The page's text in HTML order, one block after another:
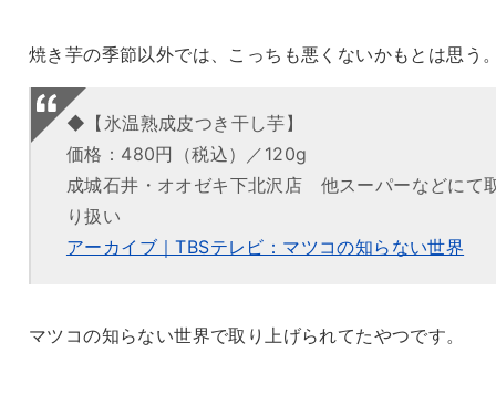
焼き芋の季節以外では、こっちも悪くないかもとは思う
◆【氷温熟成皮つき干し芋】
価格：480円（税込）／120g
成城石井・オオゼキ下北沢店 他スーパーなどにて
り扱い
アーカイブ｜TBSテレビ：マツコの知らない世界
マツコの知らない世界で取り上げられてたやつです。